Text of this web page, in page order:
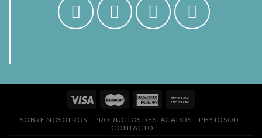
SOBRE NOSOTROS PRODUCTOS DESTACADOS
PHYTOSOD
CONTACTO